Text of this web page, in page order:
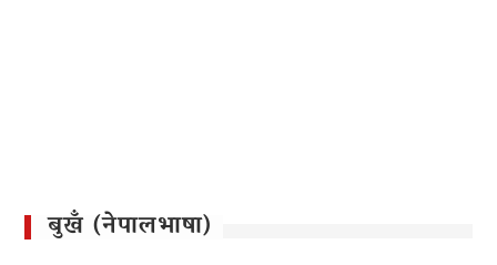
बुखँ (नेपालभाषा)